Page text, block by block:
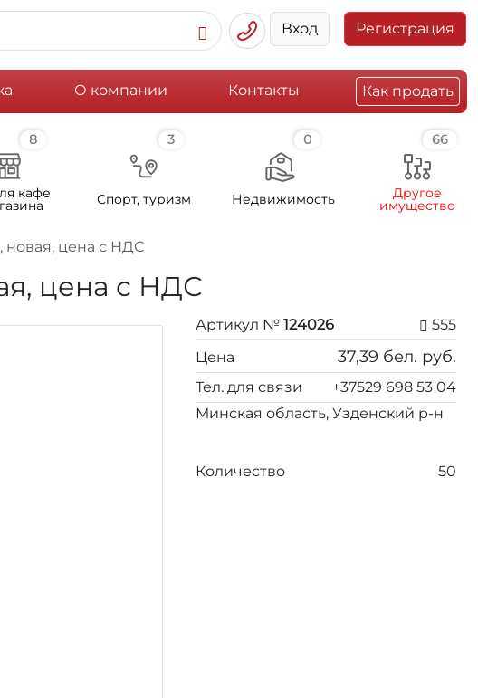
Вход Регистрация
О компании Контакты Как продать
8
кафе
3
Спорт, туризм
0
Недвижимость
66
Другое
имущество
новая, цена с НДС
цена с НДС
Артикул № 124026
555
Цена
37,39 бел. руб.
Тел. для связи
+37529 698 53 04
Минская область, Узденский р-н
Количество 50